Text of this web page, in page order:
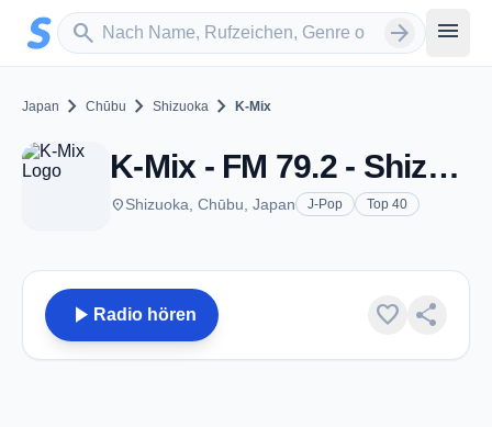
Zum Hauptinhalt springen
search
Sender suchen arrow_forward menu
Japan chevron_right Chūbu chevron_right Shizuoka chevron_right K-Mix
K-Mix - FM 79.2 - Shizuoka
placeShizuoka, Chūbu, Japan J-Pop Top 40
play_arrow Radio hören favorite share